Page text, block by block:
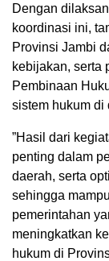
‎Dengan
koordinasi ini,
Provinsi Jambi
kebijakan, serta
Pembinaan
sistem hukum di
‎”Hasil dari
penting dalam
daerah, serta
sehingga
pemerintahan
meningkatkan
hukum di